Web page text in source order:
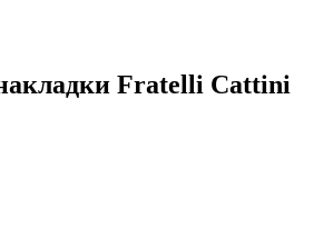
Fratelli Cattini